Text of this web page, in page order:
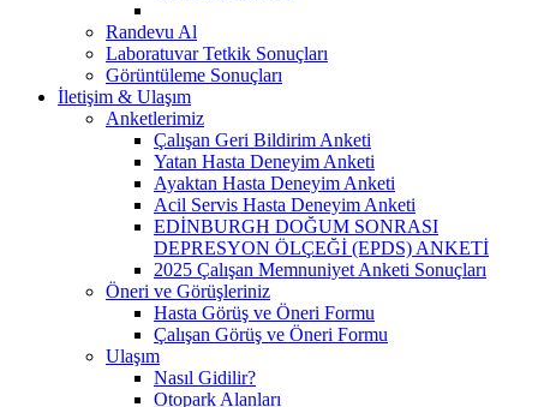
Randevu Al
Laboratuvar Tetkik Sonuçları
Görüntüleme Sonuçları
İletişim & Ulaşım
Anketlerimiz
Çalışan Geri Bildirim Anketi
Yatan Hasta Deneyim Anketi
Ayaktan Hasta Deneyim Anketi
Acil Servis Hasta Deneyim Anketi
EDİNBURGH DOĞUM SONRASI
DEPRESYON ÖLÇEĞİ (EPDS) ANKETİ
2025 Çalışan Memnuniyet Anketi Sonuçları
Öneri ve Görüşleriniz
Hasta Görüş ve Öneri Formu
Çalışan Görüş ve Öneri Formu
Ulaşım
Nasıl Gidilir?
Otopark Alanları